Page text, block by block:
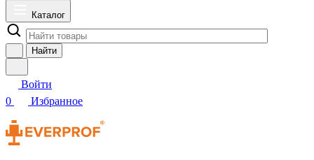
Каталог
Найти
Войти
0
Избранное